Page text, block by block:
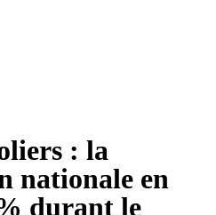
: la
nationale en
durant le